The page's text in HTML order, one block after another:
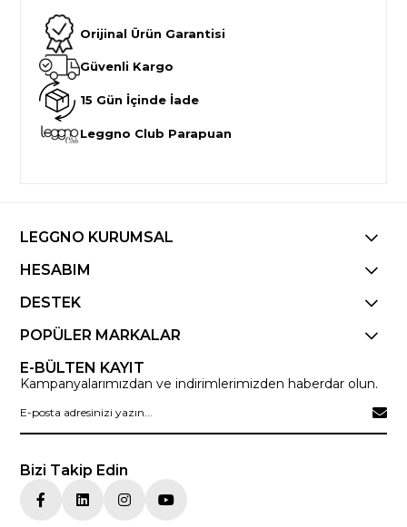
Orijinal Ürün Garantisi
Güvenli Kargo
15 Gün İçinde İade
Leggno Club Parapuan
LEGGNO KURUMSAL
HESABIM
DESTEK
POPÜLER MARKALAR
E-BÜLTEN KAYIT
Kampanyalarımızdan ve indirimlerimizden haberdar olun.
Bizi Takip Edin